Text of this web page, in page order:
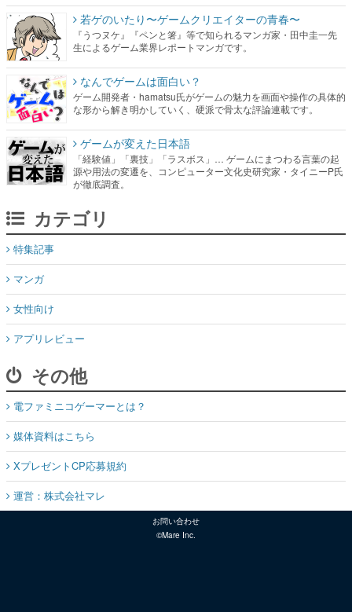
若ゲのいたり〜ゲームクリエイターの青春〜
『うつヌケ』『ペンと箸』等で知られるマンガ家・田中圭一先
生によるゲーム業界レポートマンガです。
なんでゲームは面白い？
ゲーム開発者・hamatsu氏がゲームの魅力を画面や操作の具体的
な形から解き明かしていく、硬派で骨太な評論連載です。
ゲームが変えた日本語
「経験値」「裏技」「ラスボス」… ゲームにまつわる言葉の起
源や用法の変遷を、コンピューター文化史研究家・タイニーP氏
が徹底調査。
カテゴリ
特集記事
マンガ
女性向け
アプリレビュー
その他
電ファミニコゲーマーとは？
媒体資料はこちら
XプレゼントCP応募規約
運営：株式会社マレ
お問い合わせ
©Mare Inc.